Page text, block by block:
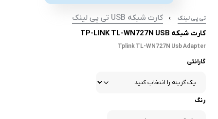
تی پی لینک
کارت شبکه USB تی پی لینک
کارت شبکه TP-LINK TL-WN727N USB
Tplink TL-WN727N Usb Adapter
گارانتی
رنگ